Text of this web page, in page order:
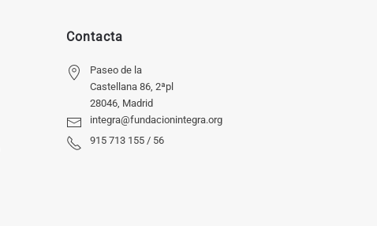
Contacta
Paseo de la
Castellana 86, 2ªpl
28046, Madrid
integra@fundacionintegra.org
915 713 155 / 56